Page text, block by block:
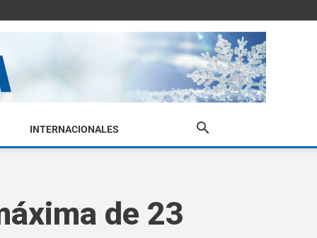
INTERNACIONALES
de 23